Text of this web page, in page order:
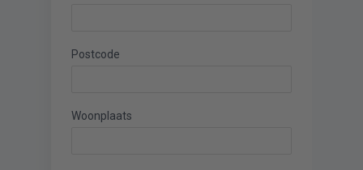
Postcode
Woonplaats